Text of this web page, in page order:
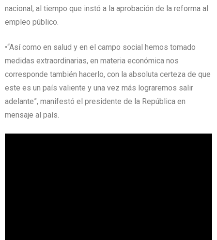
nacional, al tiempo que instó a la aprobación de la reforma al
empleo público.
•“Así como en salud y en el campo social hemos tomado
medidas extraordinarias, en materia económica nos
corresponde también hacerlo, con la absoluta certeza de que
este es un país valiente y una vez más lograremos salir
adelante”, manifestó el presidente de la República en
mensaje al país.